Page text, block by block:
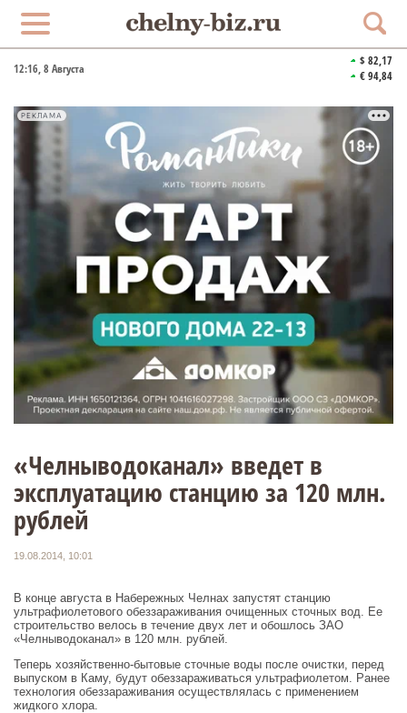
12:16, 8 Августа
$ 82,17
€ 94,84
РЕКЛАМА
«Челныводоканал» введет в
эксплуатацию станцию за 120 млн.
рублей
19.08.2014, 10:01
В конце августа в Набережных Челнах запустят станцию
ультрафиолетового обеззараживания очищенных сточных вод. Ее
строительство велось в течение двух лет и обошлось ЗАО
«Челныводоканал» в 120 млн. рублей.
Теперь хозяйственно-бытовые сточные воды после очистки, перед
выпуском в Каму, будут обеззараживаться ультрафиолетом. Ранее
технология обеззараживания осуществлялась с применением
жидкого хлора.